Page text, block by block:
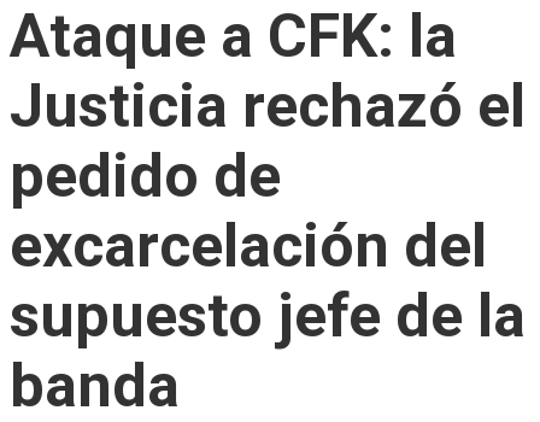
Ataque a CFK: la
Justicia rechazó el
pedido de
excarcelación del
supuesto jefe de la
banda